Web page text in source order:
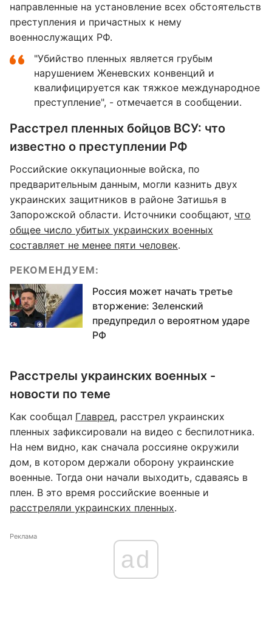
направленные на установление всех обстоятельств
преступления и причастных к нему
военнослужащих РФ.
"Убийство пленных является грубым
нарушением Женевских конвенций и
квалифицируется как тяжкое международное
преступление", - отмечается в сообщении.
Расстрел пленных бойцов ВСУ: что
известно о преступлении РФ
Российские оккупационные войска, по
предварительным данным, могли казнить двух
украинских защитников в районе Затишья в
Запорожской области. Источники сообщают, что
общее число убитых украинских военных
составляет не менее пяти человек.
РЕКОМЕНДУЕМ:
Россия может начать третье
вторжение: Зеленский
предупредил о вероятном ударе
РФ
Расстрелы украинских военных -
новости по теме
Как сообщал Главред, расстрел украинских
пленных зафиксировали на видео с беспилотника.
На нем видно, как сначала россияне окружили
дом, в котором держали оборону украинские
военные. Тогда они начали выходить, сдаваясь в
плен. В это время российские военные и
расстреляли украинских пленных.
Реклама
ad